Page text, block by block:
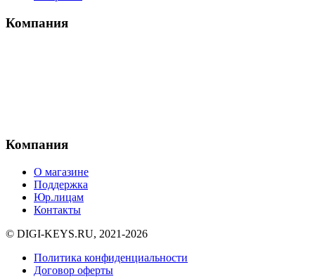
Компания
Компания
О магазине
Поддержка
Юр.лицам
Контакты
© DIGI-KEYS.RU, 2021-2026
Политика конфиденциальности
Договор оферты